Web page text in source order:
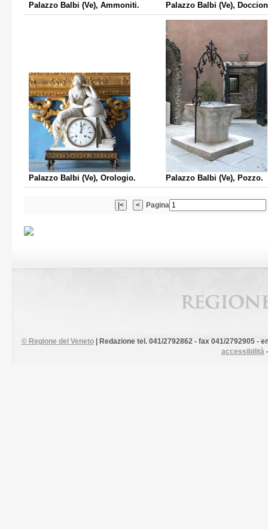
Palazzo Balbi (Ve), Ammoniti. Palazzo Balbi (Ve),
Palazzo Balbi (Ve), Orologio. Palazzo Balbi (Ve), Pozzo.
Pagina
© Regione del Veneto
| Redazione tel. 041/2792862 - fax 041/2792905 -
accessibilità